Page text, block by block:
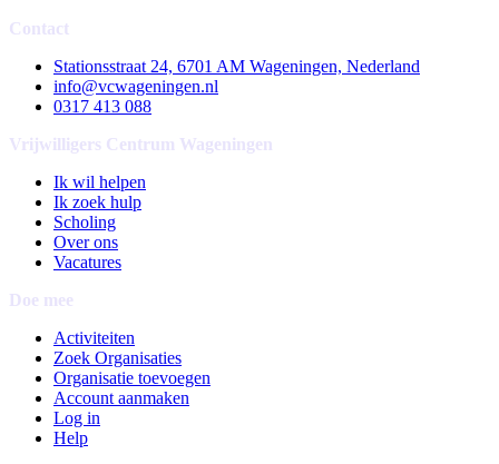
Contact
Stationsstraat 24, 6701 AM Wageningen, Nederland
info@vcwageningen.nl
0317 413 088
Vrijwilligers Centrum Wageningen
Ik wil helpen
Ik zoek hulp
Scholing
Over ons
Vacatures
Doe mee
Activiteiten
Zoek Organisaties
Organisatie toevoegen
Account aanmaken
Log in
Help